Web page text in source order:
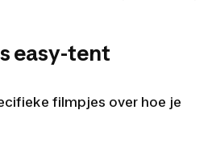
easy-tent
filmpjes over hoe je